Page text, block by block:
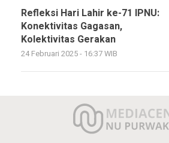
Refleksi Hari Lahir ke-71 IPNU:
Konektivitas Gagasan,
Kolektivitas Gerakan
24 Februari 2025 - 16:37 WIB